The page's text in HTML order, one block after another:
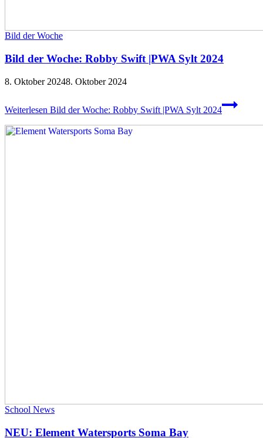
Bild der Woche
Bild der Woche: Robby Swift |PWA Sylt 2024
8. Oktober 20248. Oktober 2024
Weiterlesen Bild der Woche: Robby Swift |PWA Sylt 2024
School News
NEU: Element Watersports Soma Bay